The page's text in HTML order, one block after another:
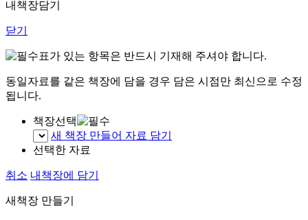
내책장담기
닫기
표가 있는 항목은 반드시 기재해 주셔야 합니다.
동일자료를 같은 책장에 담을 경우 담은 시점만 최신으로 수정
됩니다.
책장선택
새 책장 만들어 자료 담기
선택한 자료
취소 내책장에 담기
새책장 만들기